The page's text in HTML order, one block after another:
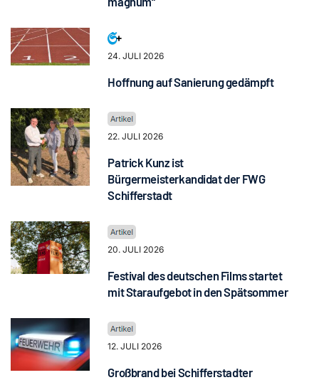
24. JULI 2026
Hoffnung auf Sanierung gedämpft
22. JULI 2026
Patrick Kunz ist
Bürgermeisterkandidat der FWG
Schifferstadt
20. JULI 2026
Festival des deutschen Films startet
mit Staraufgebot in den Spätsommer
12. JULI 2026
Großbrand bei Schifferstadter